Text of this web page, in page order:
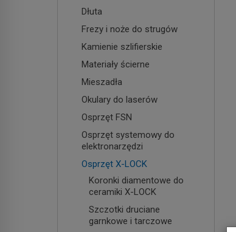
Dłuta
Frezy i noże do strugów
Kamienie szlifierskie
Materiały ścierne
Mieszadła
Okulary do laserów
Osprzęt FSN
Osprzęt systemowy do
elektronarzędzi
Osprzęt X-LOCK
Koronki diamentowe do
ceramiki X-LOCK
Szczotki druciane
garnkowe i tarczowe